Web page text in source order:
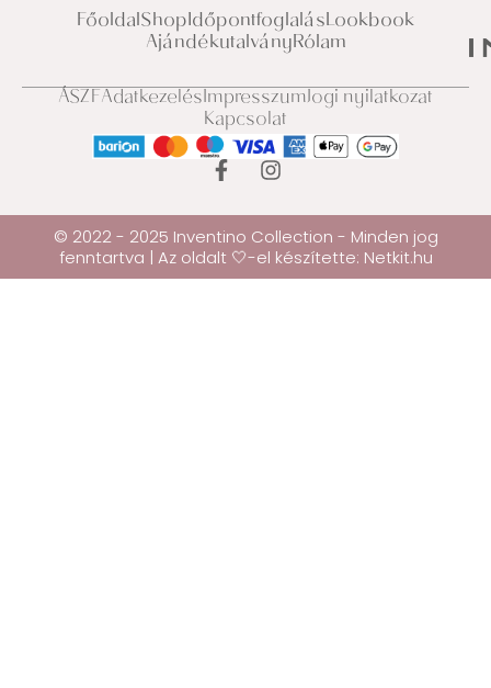
FőoldalShopIdőpontfoglalásLookbook
AjándékutalványRólam
ÁSZFAdatkezelésImpresszumJogi nyilatkozat
Kapcsolat
© 2022 - 2025 Inventino Collection - Minden jog
fenntartva | Az oldalt 🤍-el készítette: Netkit.hu